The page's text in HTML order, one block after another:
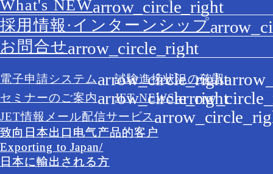
What's NEW
採用情報·インターンシップ
お問合せ
電子申請システム
試験進捗状況の確認
セミナーのご案内
JET NEWS
JET情報メール配信サービス
致向日本出口电气产品的客户
Exporting to Japan/
日本に輸出される方